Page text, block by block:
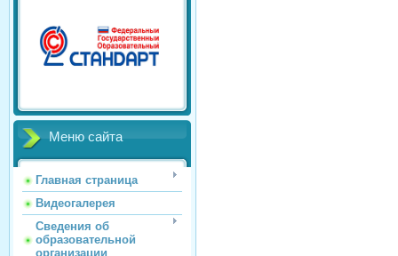
Меню сайта
Главная страница
Видеогалерея
Сведения об
образовательной
организации